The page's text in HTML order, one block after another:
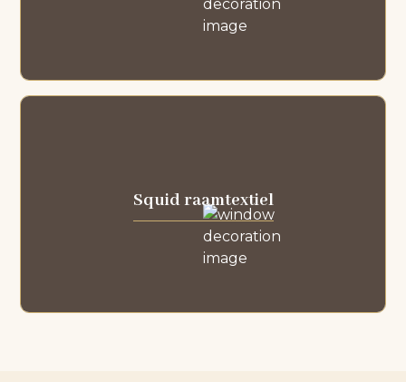
Squid raamtextiel